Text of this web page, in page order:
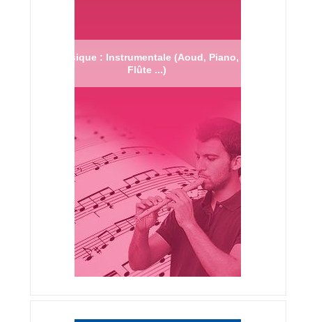
Musique : Instrumentale (Aoud, Piano,
Flûte ...)